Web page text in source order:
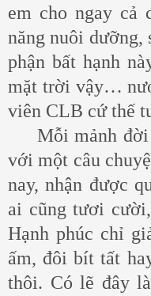
em cho ngay cả
năng nuôi dưỡng,
phận bất hạnh
mặt trời vậy…
viên CLB cứ thế
Mỗi mảnh đời
với một câu
nay, nhận được
ai cũng tươi
Hạnh phúc chỉ
ấm, đôi bít tất
thôi. Có lẽ đây